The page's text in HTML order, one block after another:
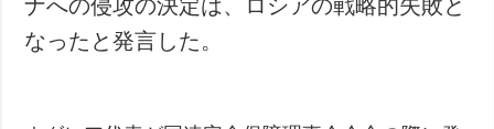
ナへの侵攻の決定は、ロシアの戦略的失敗と
なったと発言した。